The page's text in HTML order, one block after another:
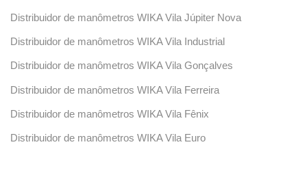
Distribuidor de manômetros WIKA Vila Júpiter Nova
Distribuidor de manômetros WIKA Vila Industrial
Distribuidor de manômetros WIKA Vila Gonçalves
Distribuidor de manômetros WIKA Vila Ferreira
Distribuidor de manômetros WIKA Vila Fênix
Distribuidor de manômetros WIKA Vila Euro